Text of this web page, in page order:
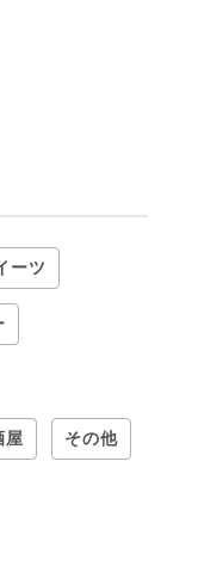
ーツ
屋 その他